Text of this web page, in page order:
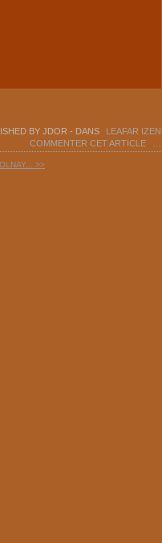
BY JDOR - DANS
LEAFAR IZEN
COMMENTER CET ARTICLE
>>